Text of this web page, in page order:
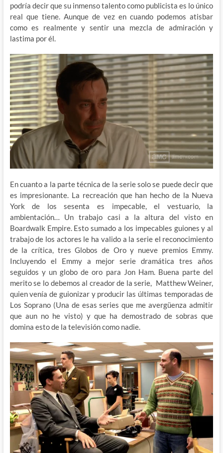
podría decir que su inmenso talento como publicista es lo único
real que tiene. Aunque de vez en cuando podemos atisbar
como es realmente y sentir una mezcla de admiración y
lastima por él.
En cuanto a la parte técnica de la serie solo se puede decir que
es impresionante. La recreación que han hecho de la Nueva
York de los sesenta es impecable, el vestuario, la
ambientación… Un trabajo casi a la altura del visto en
Boardwalk Empire. Esto sumado a los impecables guiones y al
trabajo de los actores le ha valido a la serie el reconocimiento
de la crítica, tres Globos de Oro y nueve premios Emmy.
Incluyendo el Emmy a mejor serie dramática tres años
seguidos y un globo de oro para Jon Ham. Buena parte del
merito se lo debemos al creador de la serie, Matthew Weiner,
quien venía de guionizar y producir las últimas temporadas de
Los Soprano (Una de esas series que me avergüenza admitir
que aun no he visto) y que ha demostrado de sobras que
domina esto de la televisión como nadie.